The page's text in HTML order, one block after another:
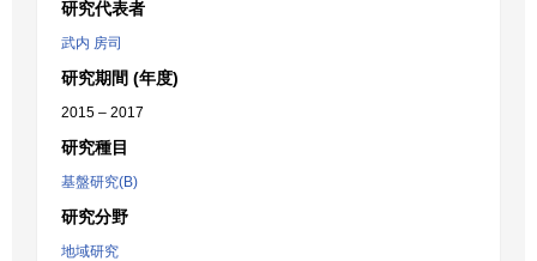
研究代表者
武内 房司
研究期間 (年度)
2015 – 2017
研究種目
基盤研究(B)
研究分野
地域研究